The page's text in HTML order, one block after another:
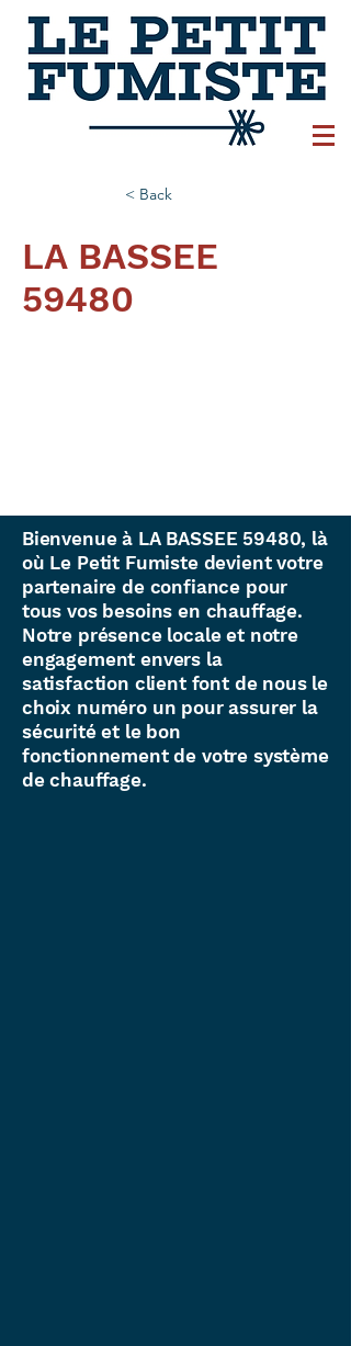
< Back
LA BASSEE
59480
Bienvenue à LA BASSEE 59480, là
où Le Petit Fumiste devient votre
partenaire de confiance pour
tous vos besoins en chauffage.
Notre présence locale et notre
engagement envers la
satisfaction client font de nous le
choix numéro un pour assurer la
sécurité et le bon
fonctionnement de votre système
de chauffage.